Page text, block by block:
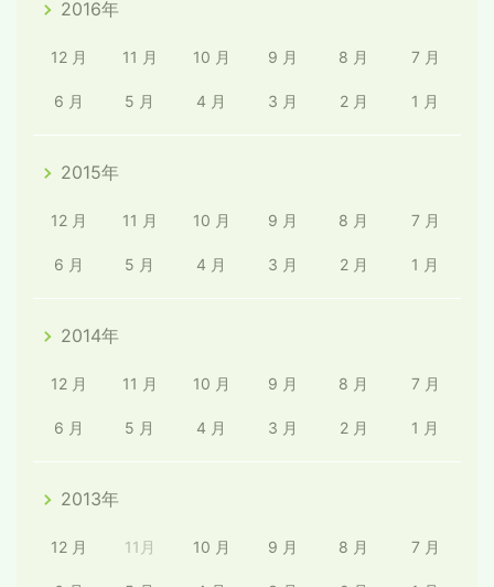
2016年
12 月 11 月 10 月 9 月 8 月 7 月
6 月 5 月 4 月 3 月 2 月 1 月
2015年
12 月 11 月 10 月 9 月 8 月 7 月
6 月 5 月 4 月 3 月 2 月 1 月
2014年
12 月 11 月 10 月 9 月 8 月 7 月
6 月 5 月 4 月 3 月 2 月 1 月
2013年
12 月 11月 10 月 9 月 8 月 7 月